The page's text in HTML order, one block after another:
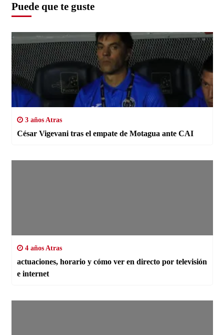
Puede que te guste
3 años Atras
César Vigevani tras el empate de Motagua ante CAI
4 años Atras
actuaciones, horario y cómo ver en directo por televisión
e internet